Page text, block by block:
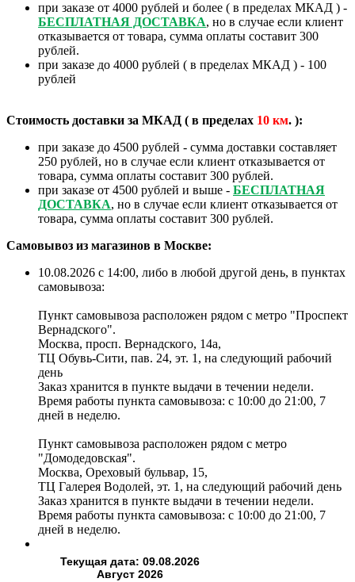
при заказе от 4000 рублей и более ( в пределах МКАД ) -
БЕСПЛАТНАЯ ДОСТАВКА, но в случае если клиент
отказывается от товара, сумма оплаты составит 300
рублей.
при заказе до 4000 рублей ( в пределах МКАД ) - 100
рублей
Стоимость доставки за МКАД ( в пределах 10 км. ):
при заказе до 4500 рублей - сумма доставки составляет
250 рублей, но в случае если клиент отказывается от
товара, сумма оплаты составит 300 рублей.
при заказе от 4500 рублей и выше - БЕСПЛАТНАЯ
ДОСТАВКА, но в случае если клиент отказывается от
товара, сумма оплаты составит 300 рублей.
Самовывоз из магазинов в Москве:
10.08.2026 с 14:00, либо в любой другой день, в пунктах
самовывоза:
Пункт самовывоза расположен рядом с метро "Проспект
Вернадского".
Москва, просп. Вернадского, 14а,
ТЦ Обувь-Сити, пав. 24, эт. 1, на следующий рабочий
день
Заказ хранится в пункте выдачи в течении недели.
Время работы пункта самовывоза: с 10:00 до 21:00, 7
дней в неделю.
Пункт самовывоза расположен рядом с метро
"Домодедовская".
Москва, Ореховый бульвар, 15,
ТЦ Галерея Водолей, эт. 1, на следующий рабочий день
Заказ хранится в пункте выдачи в течении недели.
Время работы пункта самовывоза: с 10:00 до 21:00, 7
дней в неделю.
Текущая дата: 09.08.2026
Август 2026